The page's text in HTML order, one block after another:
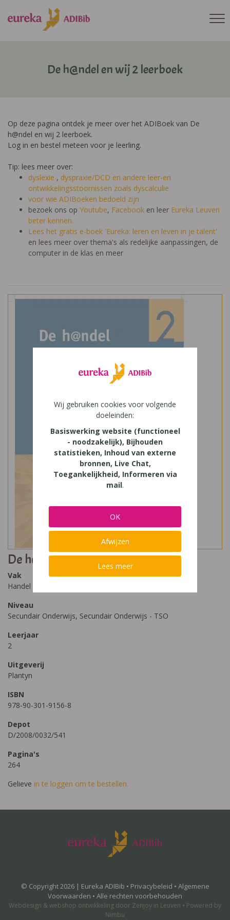
De h@ndel en wij 2 leerboek
Op deze pagina ontdek je meer over het ADIBoek van De
h@ndel en wij 2 leerboek.
Log in en bestel meteen voor je leerling.
Tip: lees meer over:
dyslexie , dyspraxie/DCD en andere leer-en
ontwikkelingsstoornissen zoals dyscalculie
voor wie ADIBoeken bedoeld zijn
bezoek ons op Youtube, Facebook en leer Eureka Leuven
beter kennen.
Lees het gratis e-boek 'Eureka: leren en leven in je talent'
en lees meer over thema's als redelijke aanpassingen, de
computer in de klas en meer
De h@ndel en wij 2 leerboek
Vak
Handel
Niveau
Secundair Onderwijs, Secundair Onderwijs - TSO
Leerjaar
2
Uitgeverij
Plantyn
ISBN
978-90-301-9156-8
Depot
D/2008/0032/541
Pagina's
264
Gelieve in te loggen om te bestellen.
© Copyright 2026 | Eureka ADIBib • Privacybeleid • Algemene
Voorwaarden • Alle rechten voorbehouden
Webdesign & webshop ontwikkeling door Zenjoy in Leuven • Powered by
Nimbu
Wij gebruiken cookies voor volgende
doeleinden:
Basiswerking website (functioneel
- noodzakelijk), Bijhouden
statistieken, Inhoud van externe
bronnen, Live Chat,
Toegankelijkheid, Informeren via
mail.
OK
Afwijzen
Lees meer